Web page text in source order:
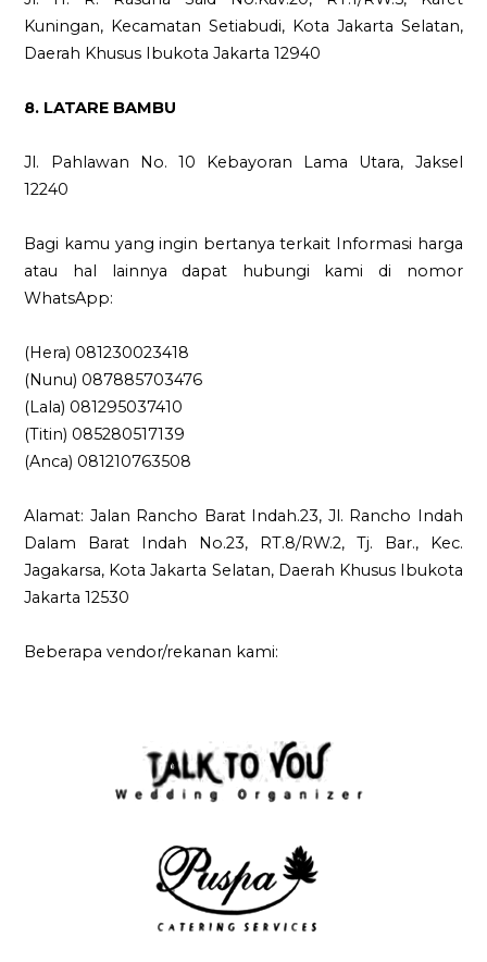
Kuningan, Kecamatan Setiabudi, Kota Jakarta Selatan,
Daerah Khusus Ibukota Jakarta 12940
8. LATARE BAMBU
Jl. Pahlawan No. 10 Kebayoran Lama Utara, Jaksel
12240
Bagi kamu yang ingin bertanya terkait Informasi harga
atau hal lainnya dapat hubungi kami di nomor
WhatsApp:
(Hera) 081230023418
(Nunu) 087885703476
(Lala) 081295037410
(Titin) 085280517139
(Anca) 081210763508
Alamat: Jalan Rancho Barat Indah.23, Jl. Rancho Indah
Dalam Barat Indah No.23, RT.8/RW.2, Tj. Bar., Kec.
Jagakarsa, Kota Jakarta Selatan, Daerah Khusus Ibukota
Jakarta 12530
Beberapa vendor/rekanan kami: